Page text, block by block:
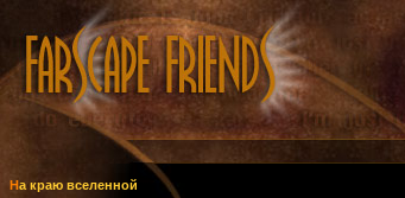
На краю вселенной